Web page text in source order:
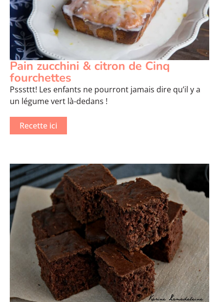
Pain zucchini & citron de Cinq
fourchettes
Psssttt! Les enfants ne pourront jamais dire qu’il y a
un légume vert là-dedans !
Recette ici